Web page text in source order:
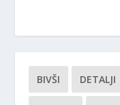
BIVŠI DETALJI